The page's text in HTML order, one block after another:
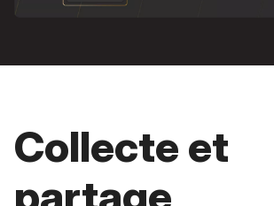
Collecte et